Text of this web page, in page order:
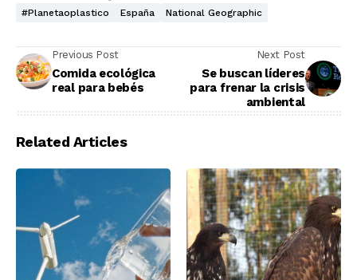
#planetaoplastico España National Geographic
Previous Post
Comida ecológica
real para bebés
Next Post
Se buscan líderes
para frenar la crisis
ambiental
Related Articles